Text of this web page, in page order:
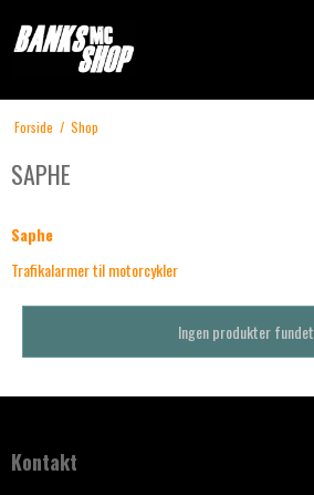
Forside / Shop
SAPHE
Saphe
Trafikalarmer til motorcykler
Ingen produkter fundet.
Kontakt